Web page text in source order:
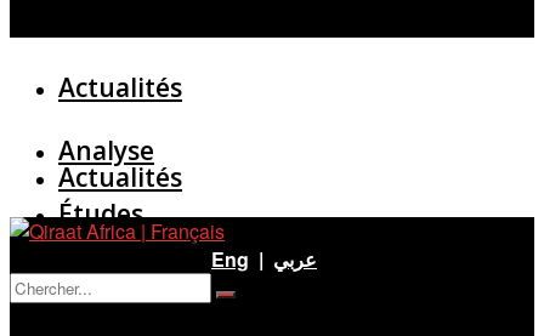
Actualités
Analyse
Études
Entretien
Actualités
Eng | عربي